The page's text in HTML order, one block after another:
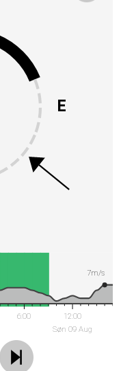
E
6:00
12:00
Søn 09 Aug
7m/s